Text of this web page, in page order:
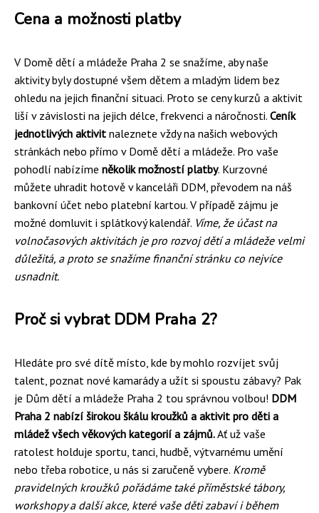
Cena a možnosti platby
V Domě dětí a mládeže Praha 2 se snažíme, aby naše
aktivity byly dostupné všem dětem a mladým lidem bez
ohledu na jejich finanční situaci. Proto se ceny kurzů a aktivit
liší v závislosti na jejich délce, frekvenci a náročnosti. Ceník
jednotlivých aktivit naleznete vždy na našich webových
stránkách nebo přímo v Domě dětí a mládeže. Pro vaše
pohodlí nabízíme několik možností platby. Kurzovné
můžete uhradit hotově v kanceláři DDM, převodem na náš
bankovní účet nebo platební kartou. V případě zájmu je
možné domluvit i splátkový kalendář. Víme, že účast na
volnočasových aktivitách je pro rozvoj dětí a mládeže velmi
důležitá, a proto se snažíme finanční stránku co nejvíce
usnadnit.
Proč si vybrat DDM Praha 2?
Hledáte pro své dítě místo, kde by mohlo rozvíjet svůj
talent, poznat nové kamarády a užít si spoustu zábavy? Pak
je Dům dětí a mládeže Praha 2 tou správnou volbou! DDM
Praha 2 nabízí širokou škálu kroužků a aktivit pro děti a
mládež všech věkových kategorií a zájmů.Ať už vaše
ratolest holduje sportu, tanci, hudbě, výtvarnému umění
nebo třeba robotice, u nás si zaručeně vybere. Kromě
pravidelných kroužků pořádáme také příměstské tábory,
workshopy a další akce, které vaše děti zabaví i během